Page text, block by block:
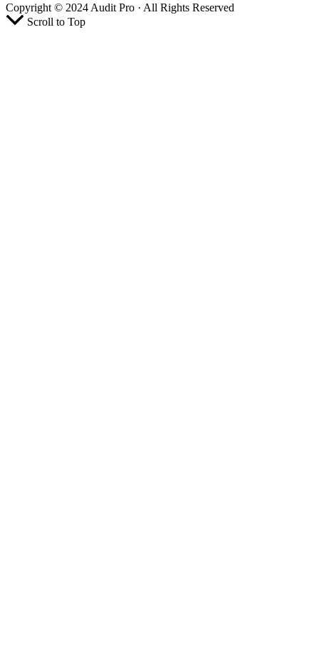
Copyright © 2024 Audit Pro · All Rights Reserved
Scroll to Top